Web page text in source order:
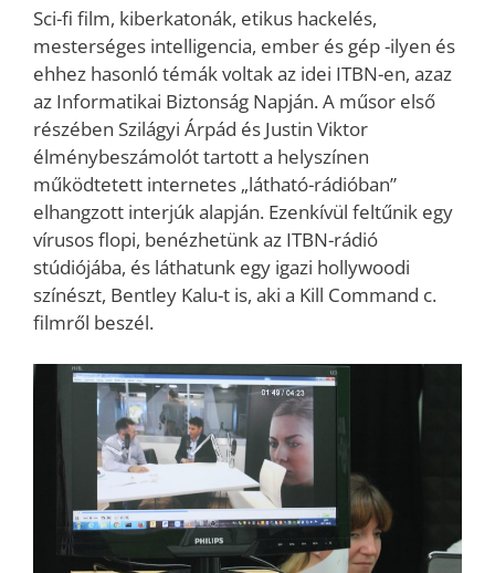
Sci-fi film, kiberkatonák, etikus hackelés,
mesterséges intelligencia, ember és gép -ilyen és
ehhez hasonló témák voltak az idei ITBN-en, azaz
az Informatikai Biztonság Napján. A műsor első
részében Szilágyi Árpád és Justin Viktor
élménybeszámolót tartott a helyszínen
működtetett internetes „látható-rádióban”
elhangzott interjúk alapján. Ezenkívül feltűnik egy
vírusos flopi, benézhetünk az ITBN-rádió
stúdiójába, és láthatunk egy igazi hollywoodi
színészt, Bentley Kalu-t is, aki a Kill Command c.
filmről beszél.